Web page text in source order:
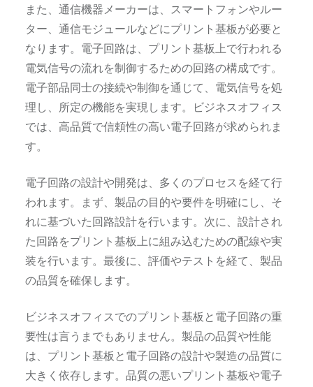
また、通信機器メーカーは、スマートフォンやルー
ター、通信モジュールなどにプリント基板が必要と
なります。電子回路は、プリント基板上で行われる
電気信号の流れを制御するための回路の構成です。
電子部品同士の接続や制御を通じて、電気信号を処
理し、所定の機能を実現します。ビジネスオフィス
では、高品質で信頼性の高い電子回路が求められま
す。
電子回路の設計や開発は、多くのプロセスを経て行
われます。まず、製品の目的や要件を明確にし、そ
れに基づいた回路設計を行います。次に、設計され
た回路をプリント基板上に組み込むための配線や実
装を行います。最後に、評価やテストを経て、製品
の品質を確保します。
ビジネスオフィスでのプリント基板と電子回路の重
要性は言うまでもありません。製品の品質や性能
は、プリント基板と電子回路の設計や製造の品質に
大きく依存します。品質の悪いプリント基板や電子